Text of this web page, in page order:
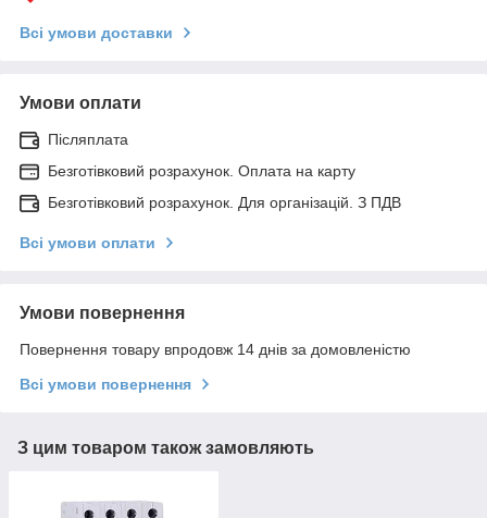
Всі умови доставки
Умови оплати
Післяплата
Безготівковий розрахунок. Оплата на карту
Безготівковий розрахунок. Для організацій. З ПДВ
Всі умови оплати
Умови повернення
Повернення товару впродовж 14 днів за домовленістю
Всі умови повернення
З цим товаром також замовляють